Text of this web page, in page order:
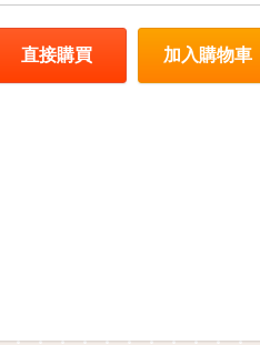
直接購買 加入購物車